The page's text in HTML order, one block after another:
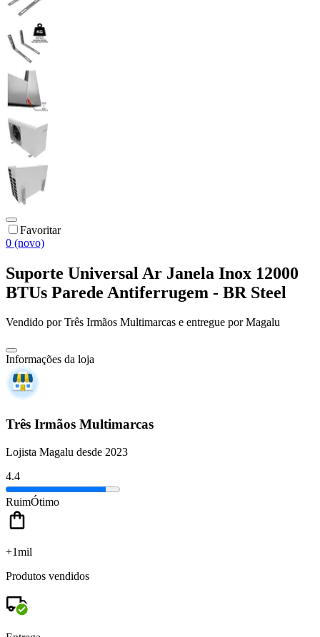
Favoritar
0 (novo)
Suporte Universal Ar Janela Inox 12000
BTUs Parede Antiferrugem - BR Steel
Vendido porTrês Irmãos Multimarcas e entregue por Magalu
Informações da loja
Três Irmãos Multimarcas
Lojista Magalu desde 2023
4.4
RuimÓtimo
+1mil
Produtos vendidos